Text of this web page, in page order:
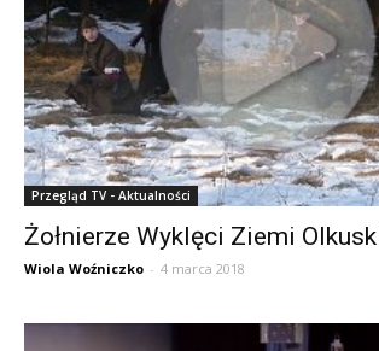
Przegląd TV - Aktualności
Żołnierze Wyklęci Ziemi
Wiola Woźniczko - 4 marca 2018